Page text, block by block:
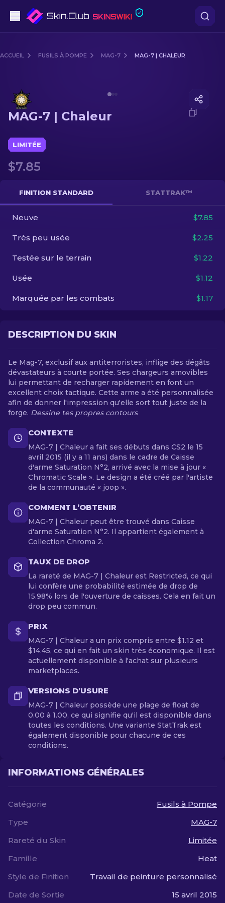
Fusils de Précision
Couteaux
Gants
Caisses
Autre
ACCUEIL FUSILS À POMPE MAG-7 MAG-7 | CHALEUR
MAG-7 | Chaleur
LIMITÉE
$7.85
FINITION STANDARD STATTRAK™
Neuve $7.85
Très peu usée $2.25
Testée sur le terrain $1.22
Usée $1.12
Marquée par les combats $1.17
DESCRIPTION DU SKIN
Le Mag-7, exclusif aux antiterroristes, inflige des dégâts
dévastateurs à courte portée. Ses chargeurs amovibles
lui permettant de recharger rapidement en font un
excellent choix tactique. Cette arme a été personnalisée
afin de donner l'impression qu'elle sort tout juste de la
forge. Dessine tes propres contours
CONTEXTE
MAG-7 | Chaleur a fait ses débuts dans CS2 le 15
avril 2015 (il y a 11 ans) dans le cadre de Caisse
d'arme Saturation N°2, arrivé avec la mise à jour «
Chromatic Scale ». Le design a été créé par l'artiste
de la communauté « joop ».
COMMENT L’OBTENIR
MAG-7 | Chaleur peut être trouvé dans Caisse
d'arme Saturation N°2. Il appartient également à
Collection Chroma 2.
TAUX DE DROP
La rareté de MAG-7 | Chaleur est Restricted, ce qui
lui confère une probabilité estimée de drop de
15.98% lors de l'ouverture de caisses. Cela en fait un
drop peu commun.
PRIX
MAG-7 | Chaleur a un prix compris entre $1.12 et
$14.45, ce qui en fait un skin très économique. Il est
actuellement disponible à l'achat sur plusieurs
marketplaces.
VERSIONS D’USURE
MAG-7 | Chaleur possède une plage de float de
0.00 à 1.00, ce qui signifie qu'il est disponible dans
toutes les conditions. Une variante StatTrak est
également disponible pour chacune de ces
conditions.
INFORMATIONS GÉNÉRALES
Catégorie
Fusils à Pompe
Type
MAG-7
Rareté du Skin
Limitée
Famille
Heat
Style de Finition
Travail de peinture personnalisé
Date de Sortie
15 avril 2015